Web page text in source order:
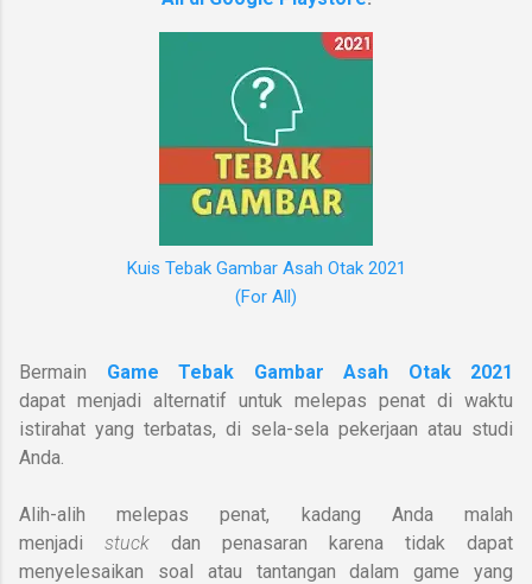
Kuis Tebak Gambar Asah Otak 2021
(For All)
Bermain Game Tebak Gambar Asah Otak 2021
dapat menjadi alternatif untuk melepas penat di waktu
istirahat yang terbatas, di sela-sela pekerjaan atau studi
Anda.
Alih-alih melepas penat, kadang Anda malah
menjadi stuck dan penasaran karena tidak dapat
menyelesaikan soal atau tantangan dalam game yang